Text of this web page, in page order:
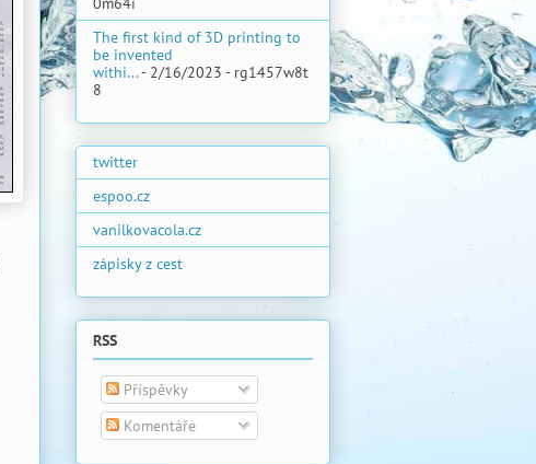
The first kind of 3D printing to
be invented
withi...- 2/16/2023 - rg1457w8t
8
twitter
espoo.cz
vanilkovacola.cz
zápisky z cest
RSS
Příspěvky
Komentáře